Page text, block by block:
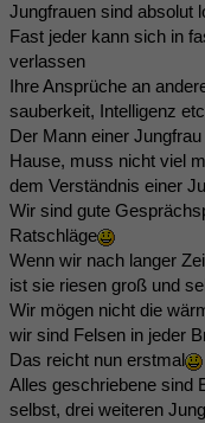
Jungfrauen sind absolut
Fast jeder kann sich in
verlassen
Ihre Ansprüche an
sauberkeit, Intelligenz
Der Mann einer
Hause, muss nicht viel
dem Verständnis einer
Wir sind gute
Ratschläge
Wenn wir nach langer
ist sie riesen groß und
Wir mögen nicht die
wir sind Felsen in jeder
Das reicht nun erstmal
Alles geschriebene sind
selbst, drei weiteren